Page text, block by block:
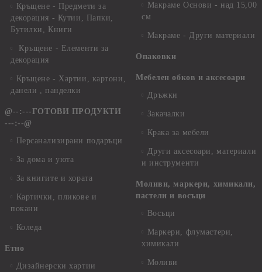
Кръщене - Предмети за
декорация - Кутии, Папки,
Бутилки, Книги
Кръщене - Елементи за
декорация
Кръщене - Хартии, картони,
данели , панделки
@--:---ГОТОВИ ПРОДУКТИ
---:--@
Персанализирани подаръци
За дома и уюта
За книгите и хората
Картички, пликове и
покани
Коледа
Етно
Дизайнерски хартии
Макраме Основи - над 15,00
см
Макраме - Други материали
Опаковки
Мебелен обков и аксесоари
Дръжки
Закачалки
Крака за мебели
Други аксесоари, материали
и инструменти
Моливи, маркери, химикали,
пастели и восъци
Восъци
Маркери, флумастери,
химикали
Моливи